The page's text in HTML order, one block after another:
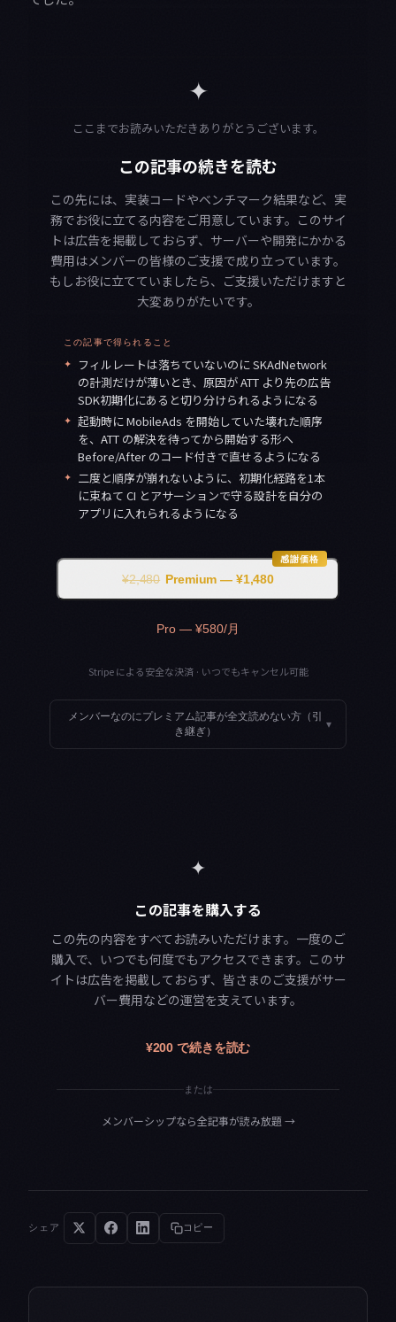
✦
ここまでお読みいただきありがとうございます。
この記事の続きを読む
この先には、実装コードやベンチマーク結果など、実
務でお役に立てる内容をご用意しています。このサイ
トは広告を掲載しておらず、サーバーや開発にかかる
費用はメンバーの皆様のご支援で成り立っています。
もしお役に立てていましたら、ご支援いただけますと
大変ありがたいです。
この記事で得られること
✦ フィルレートは落ちていないのに SKAdNetwork
の計測だけが薄いとき、原因が ATT より先の広告
SDK初期化にあると切り分けられるようになる
✦ 起動時に MobileAds を開始していた壊れた順序
を、ATT の解決を待ってから開始する形へ
Before/After のコード付きで直せるようになる
✦
二度と順序が崩れないように、初期化経路を1本
に束ねて CI とアサーションで守る設計を自分の
アプリに入れられるようになる
感謝価格
¥2,480 Premium — ¥1,480
Pro — ¥580/月
Stripe による安全な決済 · いつでもキャンセル可能
メンバーなのにプレミアム記事が全文読めない方（引
き継ぎ）
▾
✦
この記事を購入する
この先の内容をすべてお読みいただけます。一度のご
購入で、いつでも何度でもアクセスできます。このサ
イトは広告を掲載しておらず、皆さまのご支援がサー
バー費用などの運営を支えています。
¥200 で続きを読む
または
メンバーシップなら全記事が読み放題→
シェア コピー